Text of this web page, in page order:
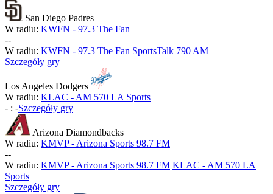
San Diego Padres
W radiu: KWFN - 97.3 The Fan
--
W radiu: KWFN - 97.3 The Fan SportsTalk 790 AM
Szczegóły gry
Los Angeles Dodgers
W radiu: KLAC - AM 570 LA Sports
- : -Szczegóły gry
Arizona Diamondbacks
W radiu: KMVP - Arizona Sports 98.7 FM
--
W radiu: KMVP - Arizona Sports 98.7 FM KLAC - AM 570 LA
Sports
Szczegóły gry